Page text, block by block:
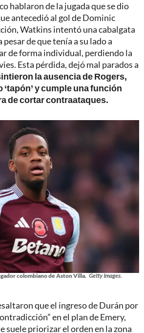
hablaron de la jugada que se dio
antecedió al gol de Dominic
Watkins intentó una cabalgata
de que tenía a su lado a
de forma individual, perdiendo la
Esta pérdida, dejó mal parados a
la ausencia de Rogers,
y cumple una función
de cortar contraataques.
colombiano de Aston Villa. Getty Images.
que el ingreso de Durán por
en el plan de Emery,
suele priorizar el orden en la zona